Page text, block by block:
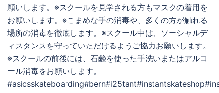
願いします。※スクールを見学される方もマスクの着用を
お願いします。※こまめな手の消毒や、多くの方が触れる
場所の消毒を徹底します。※スクール中は、ソーシャルデ
ィスタンスを守っていただけるようご協力お願いします。
※スクールの前後には、石鹸を使った手洗いまたはアルコ
ール消毒をお願いします。